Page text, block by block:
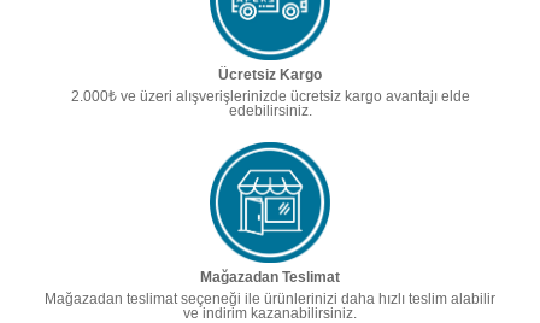
Ücretsiz Kargo
2.000₺ ve üzeri alışverişlerinizde ücretsiz kargo avantajı elde
edebilirsiniz.
Mağazadan Teslimat
Mağazadan teslimat seçeneği ile ürünlerinizi daha hızlı teslim alabilir
ve indirim kazanabilirsiniz.